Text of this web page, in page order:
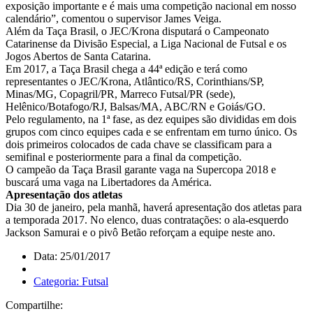
exposição importante e é mais uma competição nacional em nosso
calendário”, comentou o supervisor James Veiga.
Além da Taça Brasil, o JEC/Krona disputará o Campeonato
Catarinense da Divisão Especial, a Liga Nacional de Futsal e os
Jogos Abertos de Santa Catarina.
Em 2017, a Taça Brasil chega a 44ª edição e terá como
representantes o JEC/Krona, Atlântico/RS, Corinthians/SP,
Minas/MG, Copagril/PR, Marreco Futsal/PR (sede),
Helênico/Botafogo/RJ, Balsas/MA, ABC/RN e Goiás/GO.
Pelo regulamento, na 1ª fase, as dez equipes são divididas em dois
grupos com cinco equipes cada e se enfrentam em turno único. Os
dois primeiros colocados de cada chave se classificam para a
semifinal e posteriormente para a final da competição.
O campeão da Taça Brasil garante vaga na Supercopa 2018 e
buscará uma vaga na Libertadores da América.
Apresentação dos atletas
Dia 30 de janeiro, pela manhã, haverá apresentação dos atletas para
a temporada 2017. No elenco, duas contratações: o ala-esquerdo
Jackson Samurai e o pivô Betão reforçam a equipe neste ano.
Data: 25/01/2017
Categoria: Futsal
Compartilhe: